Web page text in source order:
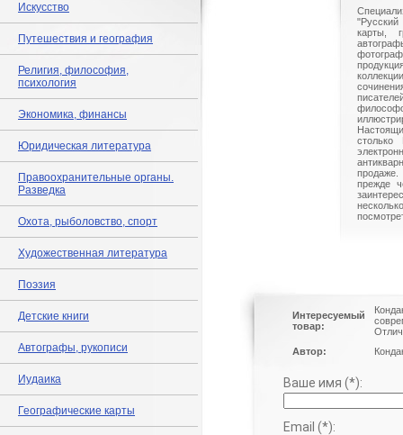
Искусство
Путешествия и география
Религия, философия,
психология
Экономика, финансы
Юридическая литература
Правоохранительные органы.
Разведка
Охота, рыболовство, спорт
Художественная литература
Поэзия
Детские книги
Автографы, рукописи
Иудаика
Географические карты
"Русский
карты,
столько
прежде
Интересуемый
товар:
Автор:
Ваше имя (*):
Email (*):